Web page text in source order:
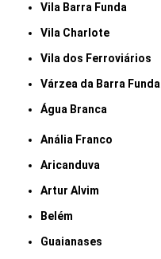
Vila Barra Funda
Vila Charlote
Vila dos Ferroviários
Várzea da Barra Funda
Água Branca
Anália Franco
Aricanduva
Artur Alvim
Belém
Guaianases